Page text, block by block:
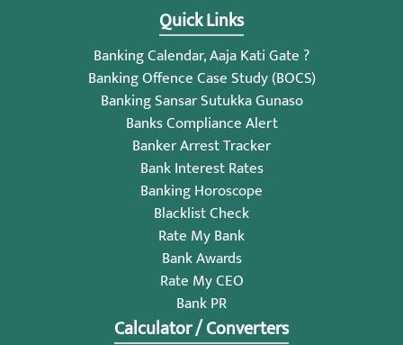
Quick Links
Banking Calendar, Aaja Kati Gate ?
Banking Offence Case Study (BOCS)
Banking Sansar Sutukka Gunaso
Banks Compliance Alert
Banker Arrest Tracker
Bank Interest Rates
Banking Horoscope
Blacklist Check
Rate My Bank
Bank Awards
Rate My CEO
Bank PR
Calculator / Converters